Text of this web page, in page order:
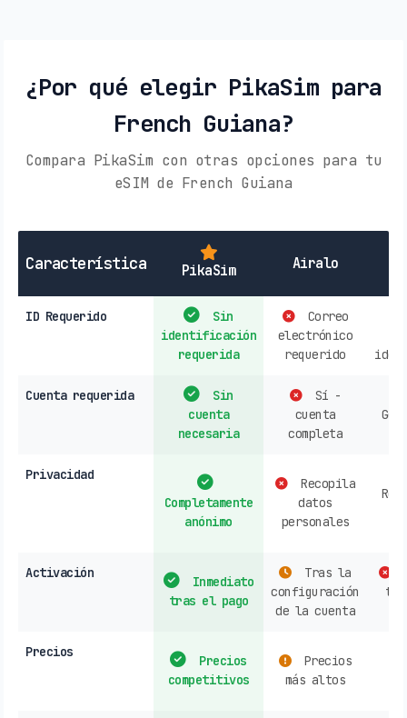
¿Por qué elegir PikaSim para
French Guiana?
Compara PikaSim con otras opciones para tu
eSIM de French Guiana
Característica PikaSim Airalo
ID Requerido
Sin
identificación
requerida
Correo
electrónico
requerido
Cuenta requerida
Sin
cuenta
necesaria
Sí -
cuenta
completa
Privacidad
Completamente
anónimo
Recopila
datos
personales
Activación
Inmediato
tras el pago
Tras la
configuración
de la cuenta
Precios
Precios
competitivos
Precios
más altos